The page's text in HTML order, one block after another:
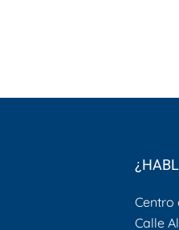
Centro
Calle